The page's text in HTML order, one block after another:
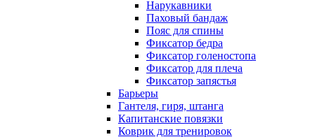
Нарукавники
Паховый бандаж
Пояс для спины
Фиксатор бедра
Фиксатор голеностопа
Фиксатор для плеча
Фиксатор запястья
Барьеры
Гантеля, гиря, штанга
Капитанские повязки
Коврик для тренировок